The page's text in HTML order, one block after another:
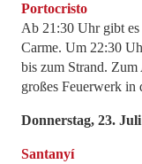
Portocristo
Ab 21:30 Uhr gibt
Carme. Um 22:30
bis zum Strand.
großes Feuerwerk in
Donnerstag, 23. Juli
Santanyí